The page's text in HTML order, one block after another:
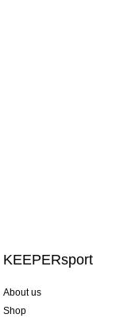
KEEPERsport
About us
Shop